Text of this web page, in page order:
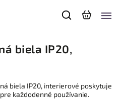
biela IP20,
biela IP20, interierové poskytuje
každodenné používanie.